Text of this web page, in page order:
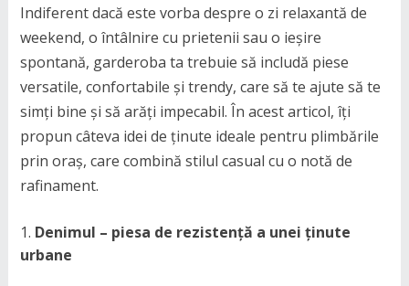
Indiferent dacă este vorba despre o zi relaxantă de
weekend, o întâlnire cu prietenii sau o ieșire
spontană, garderoba ta trebuie să includă piese
versatile, confortabile și trendy, care să te ajute să te
simți bine și să arăți impecabil. În acest articol, îți
propun câteva idei de ținute ideale pentru plimbările
prin oraș, care combină stilul casual cu o notă de
rafinament.
Denimul – piesa de rezistență a unei ținute
urbane